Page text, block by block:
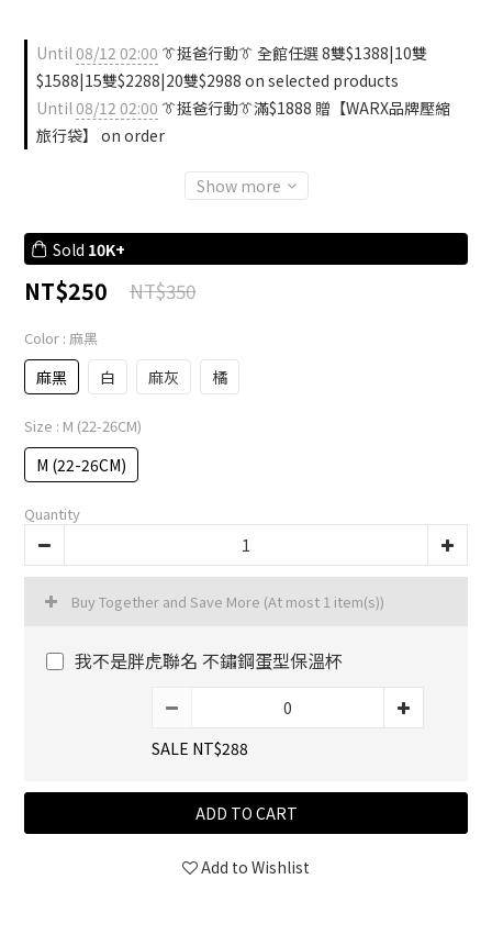
Until08/12 02:00 👔挺爸行動👔 全館任選 8雙$1388|10雙
$1588|15雙$2288|20雙$2988 on selected products
Until08/12 02:00 👔挺爸行動👔滿$1888 贈【WARX品牌壓縮
旅行袋】 on order
Show more
Sold 10K+
NT$250 NT$350
Color : 麻黑
麻黑 白 麻灰 橘
Size : M (22-26CM)
M (22-26CM)
Quantity
Buy Together and Save More (At most 1 item(s))
我不是胖虎聯名 不鏽鋼蛋型保溫杯
SALE NT$288
ADD TO CART
Add to Wishlist